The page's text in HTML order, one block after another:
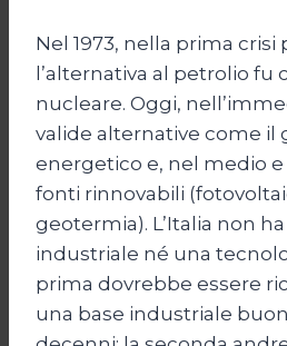
Nel 1973, nella prima crisi
l’alternativa al petrolio fu
nucleare. Oggi,
valide alternative come il
energetico e, nel medio
fonti rinnovabili
geotermia). L’Italia non
industriale né una
prima dovrebbe essere
una base industriale